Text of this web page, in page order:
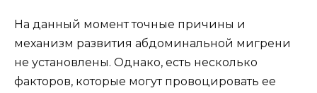
На данный момент точные причины и
механизм развития абдоминальной мигрени
не установлены. Однако, есть несколько
факторов, которые могут провоцировать ее